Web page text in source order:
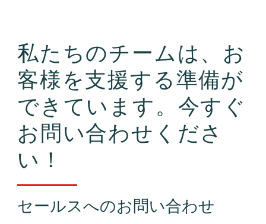
私たちのチームは、お
客様を支援する準備が
できています。今すぐ
お問い合わせくださ
い！
セールスへのお問い合わせ